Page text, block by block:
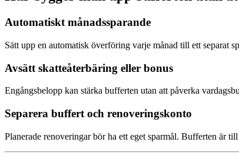
Automatiskt månadssparande
Sätt upp en automatisk överföring varje månad till ett separat
Avsätt skatteåterbäring eller bonus
Engångsbelopp kan stärka bufferten utan att påverka
Separera buffert och renoveringskonto
Planerade renoveringar bör ha ett eget sparmål. Bufferten är